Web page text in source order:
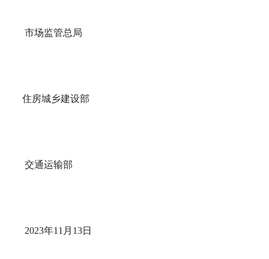
市场监管总局
住房城乡建设部
交通运输部
2023年11月13日